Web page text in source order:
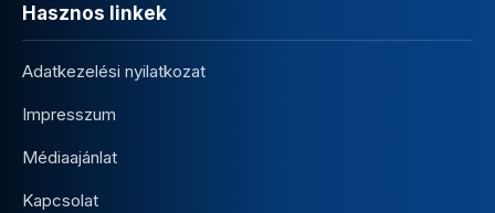
Hasznos linkek
Adatkezelési nyilatkozat
Impresszum
Médiaajánlat
Kapcsolat